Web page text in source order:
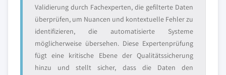
Validierung durch Fachexperten, die gefilterte Daten
überprüfen, um Nuancen und kontextuelle Fehler zu
identifizieren, die automatisierte Systeme
möglicherweise übersehen. Diese Expertenprüfung
fügt eine kritische Ebene der Qualitätssicherung
hinzu und stellt sicher, dass die Daten den